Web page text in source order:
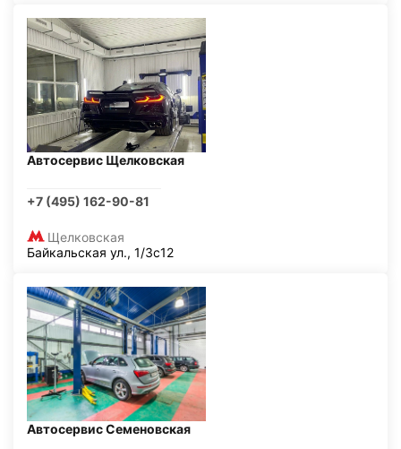
Автосервис Щелковская
+7 (495) 162-90-81
Щелковская
Байкальская ул., 1/3с12
Автосервис Семеновская